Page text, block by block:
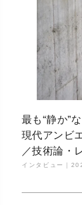
最も“静か”
現代アンビ
／技術論・
【前編】
インタビュー｜